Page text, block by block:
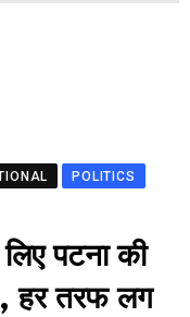
POLITICS
पटना की
हर तरफ लग